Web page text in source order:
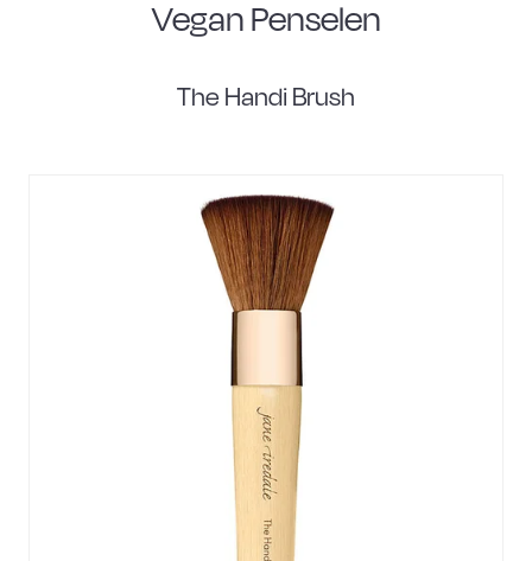
Vegan Penselen
The Handi Brush